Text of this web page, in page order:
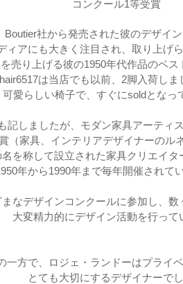
コンクール1等受賞
Boutier社から発売された彼のデザイ
ィアにも大きく注目され、取り上げ
売り上げる彼の1950年代作品のベ
は当店でも以前、2脚入荷し
可愛らしい椅子で、すぐにsoldとなっ
記しましたが、モダン家具アーティ
（家具、インテリアデザイナーのル
名を称して設立された家具クリエイタ
年から1990年まで毎年開催されて
なデザインコンクールに参加し、
大変精力的にデザイン活動を行って
一方で、ロジェ・ランドーはプライ
とても大切にするデザイナーで